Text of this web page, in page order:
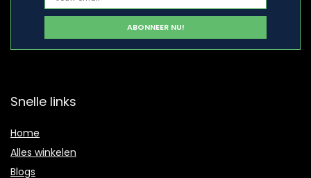
Snelle links
Home
Alles winkelen
Blogs